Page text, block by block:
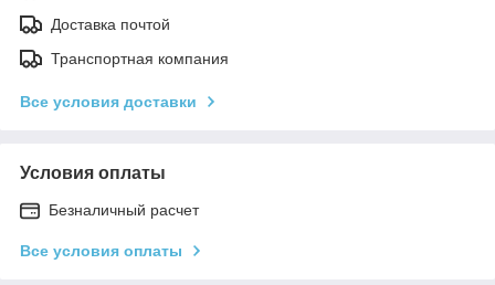
Доставка почтой
Транспортная компания
Все условия доставки
Условия оплаты
Безналичный расчет
Все условия оплаты